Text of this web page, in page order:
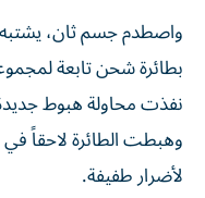
واصطدم جسم ثان،
بطائرة شحن تابعة
نفذت محاولة هبوط
وهبطت الطائرة لاحقاً في
لأضرار طفيفة.